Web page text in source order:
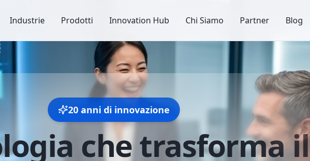
Industrie Prodotti Innovation Hub Chi Siamo Partner Blog
20 anni di innovazione
chetrasforma il